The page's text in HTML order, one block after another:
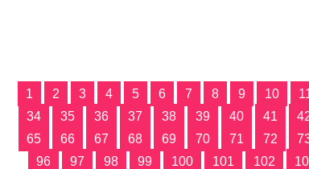
1 2 3 4 5 6 7 8 9 10
34
35 36 37 38 39 40 41
65
66 67 68 69 70 71 72
96
97 98 99 100 101 102